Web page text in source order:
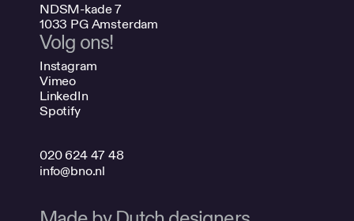
NDSM-kade 7
1033 PG Amsterdam
Volg ons!
Instagram
Vimeo
LinkedIn
Spotify
020 624 47 48
info@bno.nl